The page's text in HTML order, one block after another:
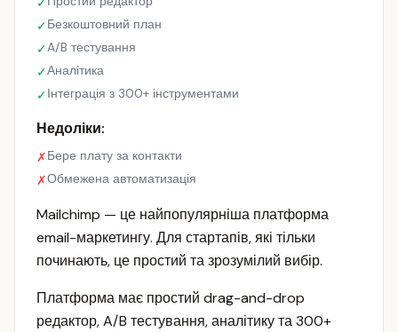
✓Безкоштовний план
✓A/B тестування
✓Аналітика
✓Інтеграція з 300+ інструментами
Недоліки:
✗Бере плату за контакти
✗Обмежена автоматизація
Mailchimp — це найпопулярніша платформа
email-маркетингу. Для стартапів, які тільки
починають, це простий та зрозумілий вибір.
Платформа має простий drag-and-drop
редактор, A/B тестування, аналітику та 300+